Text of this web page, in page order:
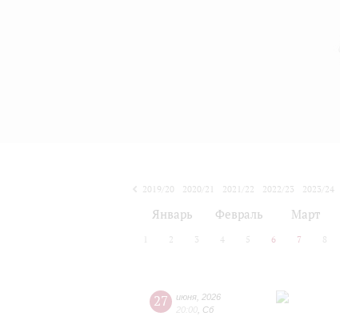
2019/20
2020/21 2021/22 2022/23
2023/24
Январь Февраль Март
2 3 4 5 6 7 8
27 июня 2026
20:00 Сб